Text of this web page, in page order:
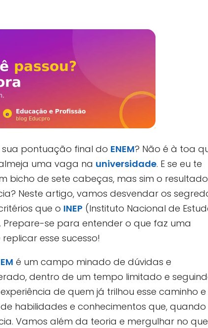
pontuação final do ENEM? Não é à toa
uma vaga na universidade. E se eu te
bicho de sete cabeças, mas sim o resultado
Neste artigo, vamos desvendar os
que o INEP (Instituto Nacional de
Prepare-se para entender o que faz uma
esse sucesso!
é um campo minado de dúvidas e
dentro de um tempo limitado e
de quem já trilhou esse caminho e
habilidades e conhecimentos que, quando
Vamos além da teoria e mergulhar no que